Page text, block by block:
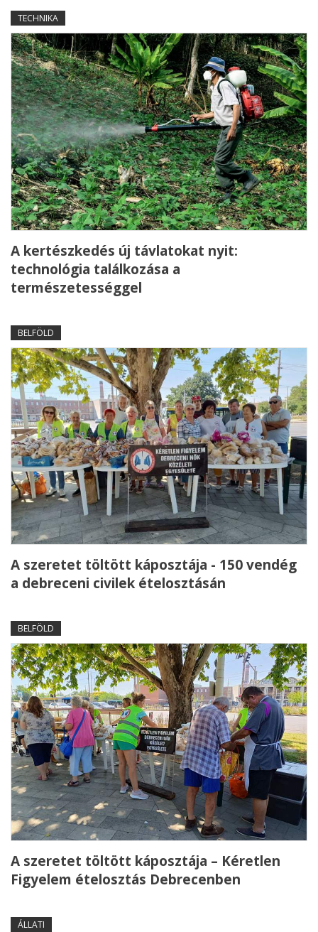
TECHNIKA
A kertészkedés új távlatokat nyit:
technológia találkozása a
természetességgel
BELFÖLD
A szeretet töltött káposztája - 150 vendég
a debreceni civilek ételosztásán
BELFÖLD
A szeretet töltött káposztája – Kéretlen
Figyelem ételosztás Debrecenben
ÁLLATI